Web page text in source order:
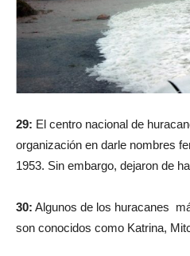
29: El centro nacional de
organización en darle nombres
1953. Sin embargo, dejaron de
30: Algunos de los huracanes
son conocidos como Katrina,